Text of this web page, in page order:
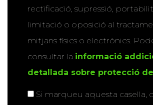
rectificació, supressió,
limitació o oposició al
mitjans físics o electrònics.
consultar la informació
detallada sobre protecció
Si marqueu aquesta casella,